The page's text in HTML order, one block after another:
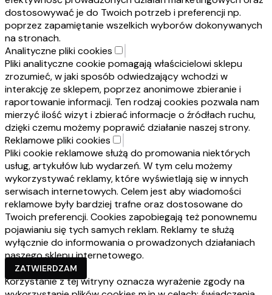
dostosowywać je do Twoich potrzeb i preferencji np.
poprzez zapamiętanie wszelkich wyborów dokonywanych
na stronach.
Analityczne pliki cookies
Pliki analityczne cookie pomagają właścicielowi sklepu
zrozumieć, w jaki sposób odwiedzający wchodzi w
interakcję ze sklepem, poprzez anonimowe zbieranie i
raportowanie informacji. Ten rodzaj cookies pozwala nam
mierzyć ilość wizyt i zbierać informacje o źródłach ruchu,
dzięki czemu możemy poprawić działanie naszej strony.
Reklamowe pliki cookies
Pliki cookie reklamowe służą do promowania niektórych
usług, artykułów lub wydarzeń. W tym celu możemy
wykorzystywać reklamy, które wyświetlają się w innych
serwisach internetowych. Celem jest aby wiadomości
reklamowe były bardziej trafne oraz dostosowane do
Twoich preferencji. Cookies zapobiegają też ponownemu
pojawianiu się tych samych reklam. Reklamy te służą
wyłącznie do informowania o prowadzonych działaniach
naszego sklepu internetowego.
ZATWIERDZAM
Korzystanie z tej witryny oznacza wyrażenie zgody na